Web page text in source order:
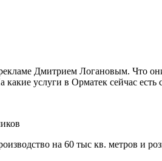
Дмитрием Логановым. Что
услуги в Орматек сейчас есть
на 60 тыс кв. метров и